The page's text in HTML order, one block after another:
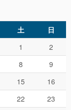
土 日
1
2
8
9
15
16
22
23